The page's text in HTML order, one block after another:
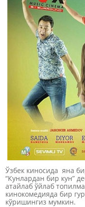
Ўзбек киносида яна
“Кунлардан бир кун”
атайлаб ўйлаб
кинокомедияда бир
кўришингиз мумкин.